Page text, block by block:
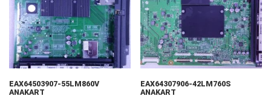
EAX64503907-55LM860V
ANAKART
EAX64307906-42LM760S
ANAKART